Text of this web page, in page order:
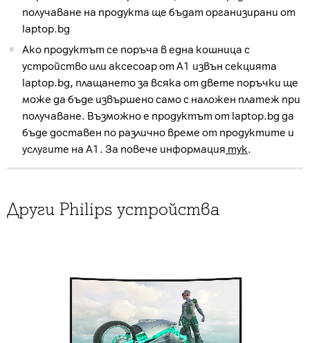
получаване на продукта ще бъдат организирани от
laptop.bg
Ако продуктът се поръча в една кошница с
устройство или аксесоар от А1 извън секцията
laptop.bg, плащането за всяка от двете поръчки ще
може да бъде извършено само с наложен платеж при
получаване. Възможно е продуктът от laptop.bg да
бъде доставен по различно време от продуктите и
услугите на А1. За повече информация тук.
Други Philips устройства